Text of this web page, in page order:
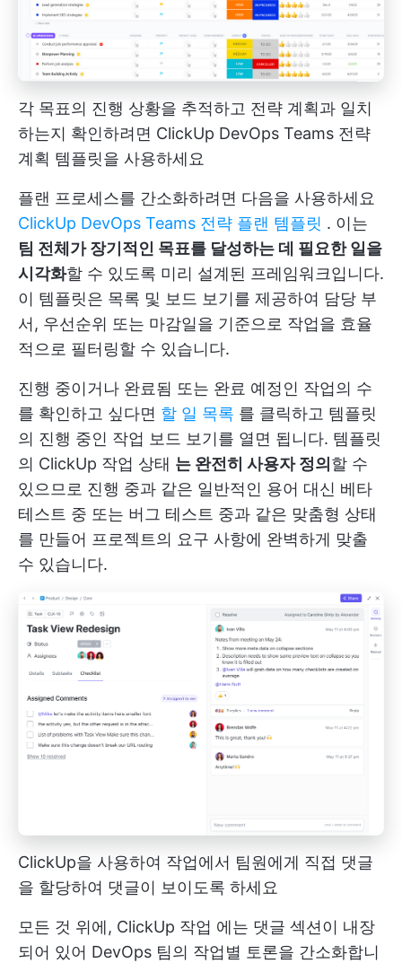
각 목표의 진행 상황을 추적하고 전략 계획과 일치
하는지 확인하려면 ClickUp DevOps Teams 전략
계획 템플릿을 사용하세요
플랜 프로세스를 간소화하려면 다음을 사용하세요
ClickUp DevOps Teams 전략 플랜 템플릿 . 이는
팀 전체가 장기적인 목표를 달성하는 데 필요한 일을
시각화할 수 있도록 미리 설계된 프레임워크입니다.
이 템플릿은 목록 및 보드 보기를 제공하여 담당 부
서, 우선순위 또는 마감일을 기준으로 작업을 효율
적으로 필터링할 수 있습니다.
진행 중이거나 완료됨 또는 완료 예정인 작업의 수
를 확인하고 싶다면 할 일 목록 를 클릭하고 템플릿
의 진행 중인 작업 보드 보기를 열면 됩니다. 템플릿
의 ClickUp 작업 상태 는 완전히 사용자 정의할 수
있으므로 진행 중과 같은 일반적인 용어 대신 베타
테스트 중 또는 버그 테스트 중과 같은 맞춤형 상태
를 만들어 프로젝트의 요구 사항에 완벽하게 맞출
수 있습니다.
ClickUp을 사용하여 작업에서 팀원에게 직접 댓글
을 할당하여 댓글이 보이도록 하세요
모든 것 위에, ClickUp 작업 에는 댓글 섹션이 내장
되어 있어 DevOps 팀의 작업별 토론을 간소화합니